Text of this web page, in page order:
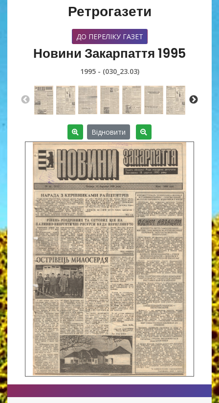
Ретрогазети
ДО ПЕРЕЛІКУ ГАЗЕТ
Новини Закарпаття 1995
1995 - (030_23.03)
Відновити